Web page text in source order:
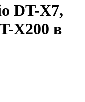
DT-X7,
X200 в